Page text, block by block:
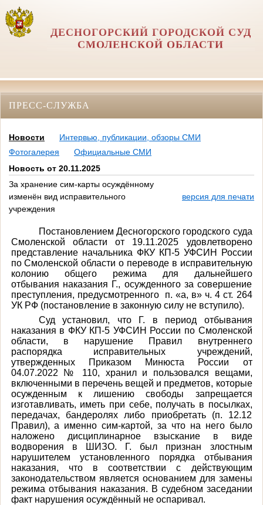
ДЕСНОГОРСКИЙ ГОРОДСКОЙ СУД
СМОЛЕНСКОЙ ОБЛАСТИ
ПРЕСС-СЛУЖБА
Новости
Интервью, публикации, обзоры СМИ
Фотогалерея
Официальные СМИ
Новость от 20.11.2025
За хранение сим-карты осуждённому
изменён вид исправительного
учреждения
версия для печати
Постановлением Десногорского городского суда
Смоленской области от 19.11.2025 удовлетворено
представление начальника ФКУ КП-5 УФСИН России
по Смоленской области о переводе в исправительную
колонию общего режима для дальнейшего
отбывания наказания Г., осужденного за совершение
преступления, предусмотренного п. «а, в» ч. 4 ст. 264
УК РФ (постановление в законную силу не вступило).
Суд установил, что Г. в период отбывания
наказания в ФКУ КП-5 УФСИН России по Смоленской
области, в нарушение Правил внутреннего
распорядка исправительных учреждений,
утвержденных Приказом Минюста России от
04.07.2022 № 110,
хранил и пользовался вещами,
включенными в перечень вещей и предметов, которые
осужденным к лишению свободы запрещается
изготавливать, иметь при себе, получать в посылках,
передачах, бандеролях либо приобретать (п. 12.12
Правил), а именно сим-картой, за что на него было
наложено дисциплинарное взыскание в виде
водворения в ШИЗО. Г. был признан злостным
нарушителем установленного порядка отбывания
наказания, что в соответствии с действующим
законодательством является основанием для замены
режима отбывания наказания. В судебном заседании
факт нарушения осуждённый не оспаривал.